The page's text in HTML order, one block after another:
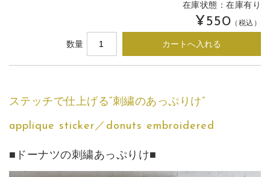
在庫状態：在庫有り
¥550 （税込）
数量
ステッチで仕上げる”刺繍のあっぷりけ”
applique sticker／donuts embroidered
■ドーナツの刺繍あっぷりけ■